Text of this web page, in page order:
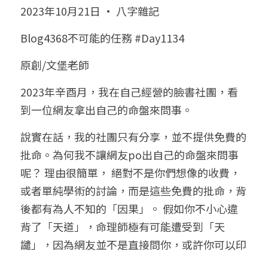
心靈成長
人氣最高
站長精選
臉書生活
好書推廌
團隊訓練營
八字視頻
陽宅視頻
線上直播
自我挑戰
八字初階班1
八字初階班2
八字進階班
八字中階班
八字高階班
五人實戰班
五行計算初階班
五行計算高階班
團隊訓練營
命理商城
八字完整班
《十神高階實戰錄》完整典藏版
科學八字推理PDF
八字批命
小兒命名
我的著作
科學八字推理1
科學八字推理2
科學八字推理3
科學八字輕鬆學
輕鬆學會科學八字推理
與我預約
批命預約
上課預約
常見問題
FB粉絲頁
登錄/註冊
繁體中文
繁體中文
0938617837
support@p8zicourse.com
2023年10月21日 · 八字雜記
Blog4368不可能的任務 #Day1134
原創/文堡老師
2023年辛酉月，我在自己經營的臉書社團，看
到一位網友拿出自己的命盤來問事。
說實在話，我的社團只有分享，並不提供免費的
批命。為何我不讓網友po出自己的命盤來問事
呢？ 理由很簡單， 絕對不是你們想像的收費，
或者單純學術的討論，而是這些免費的批命，背
後都有為人不知的「因果」。 假如你不小心違
背了「天道」，命理師極有可能遭受到「天
譴」，因為網友並不是直接問你，或許你可以印